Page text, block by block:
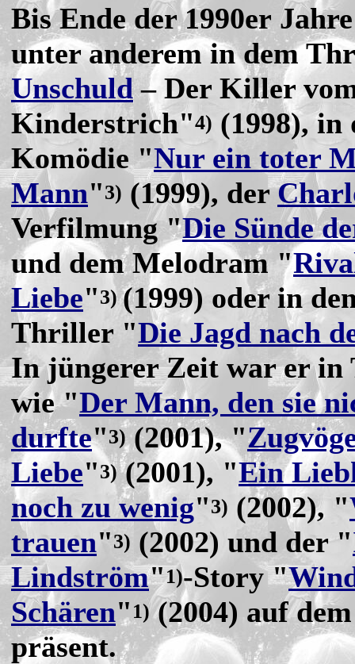
Bis Ende der 1990er
unter anderem in dem
Unschuld– Der Killer
Kinderstrich"4) (1998), in
Komödie "Nur ein toter
Mann"3) (1999), der
Verfilmung "Die Sünde
und dem Melodram "
Liebe"3)(1999) oder in
Thriller "Die Jagd nach
In jüngerer Zeit war er in
wie "Der Mann, den sie
durfte"3)(2001), "
Liebe"3)(2001), "Ein
noch zu wenig"3) (2002), "
trauen"3) (2002) und der "
Lindström"1)-Story "
Schären" 1)(2004) auf
präsent.